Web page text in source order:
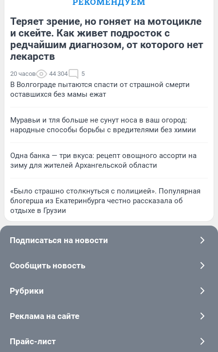
Теряет зрение, но гоняет на мотоцикле
и скейте. Как живет подросток с
редчайшим диагнозом, от которого нет
лекарств
20 часов 44 304 5
В Волгограде пытаются спасти от страшной смерти
оставшихся без мамы ежат
Муравьи и тля больше не сунут носа в ваш огород:
народные способы борьбы с вредителями без химии
Одна банка — три вкуса: рецепт овощного ассорти на
зиму для жителей Архангельской области
«Было страшно столкнуться с полицией». Популярная
блогерша из Екатеринбурга честно рассказала об
отдыхе в Грузии
Подписаться на новости
Сообщить новость
Рубрики
Реклама на сайте
Прайс-лист